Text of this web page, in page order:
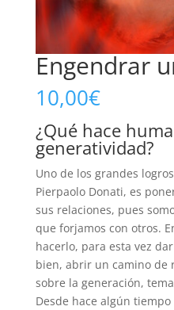
Engendrar
10,00€
¿Qué hace
generatividad?
Uno de los grandes
Pierpaolo Donati, es
sus relaciones, pues
que forjamos con otros.
hacerlo, para esta vez
bien, abrir un camino de
sobre la generación,
Desde hace algún